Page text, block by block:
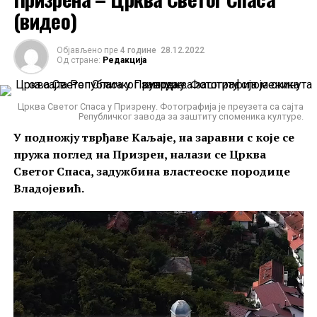
Прва страница Мирослављевог јеванђеља. Фотографија је
Након1252. годинеу Цркву Светог Петра пребачено
јеседиште Хумске епископије, из
Богородичиног манастира у Стону.
Године 1253. или 1254.храм су похаралиБугари, у
време владавине бугарског цара Михаила II Асена и
(видео)
Објављено пре 4 године 28.12.2022
Од стране: Редакција
Црква Светог Спаса у Призрену. Фотографија је преузета са сајта
Републичког завода за заштиту споменика културе.
У подножју тврђаве Каљаје, на заравни с које се
пружа поглед на Призрен, налази се Црква
Светог Спаса, задужбина властеоске породице
Владојевић.